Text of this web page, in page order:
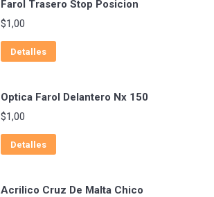
Farol Trasero Stop Posicion
$1,00
Detalles
Optica Farol Delantero Nx 150
$1,00
Detalles
Acrilico Cruz De Malta Chico